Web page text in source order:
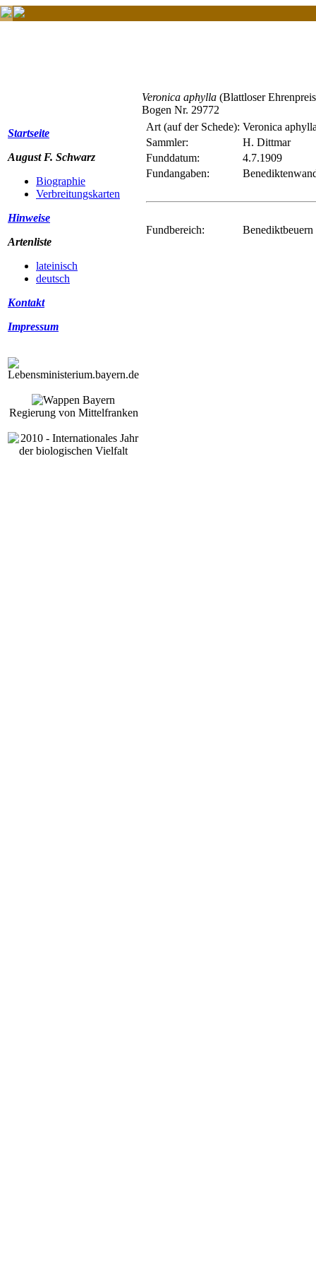
Startseite
August F. Schwarz
Biographie
Verbreitungskarten
Hinweise
Artenliste
lateinisch
deutsch
Kontakt
Impressum
Regierung von Mittelfranken
Veronica aphylla (Blattloser
Bogen Nr. 29772
Art (auf der Schede): Veronica
Sammler:
H. Dittmar
Funddatum:
4.7.1909
Fundangaben:
Fundbereich: Benediktbeuern